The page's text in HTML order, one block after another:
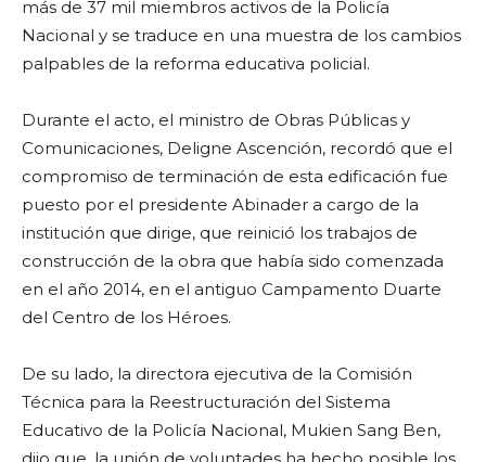
más de 37 mil miembros activos de la Policía
Nacional y se traduce en una muestra de los cambios
palpables de la reforma educativa policial.
Durante el acto, el ministro de Obras Públicas y
Comunicaciones, Deligne Ascención, recordó que el
compromiso de terminación de esta edificación fue
puesto por el presidente Abinader a cargo de la
institución que dirige, que reinició los trabajos de
construcción de la obra que había sido comenzada
en el año 2014, en el antiguo Campamento Duarte
del Centro de los Héroes.
De su lado, la directora ejecutiva de la Comisión
Técnica para la Reestructuración del Sistema
Educativo de la Policía Nacional, Mukien Sang Ben,